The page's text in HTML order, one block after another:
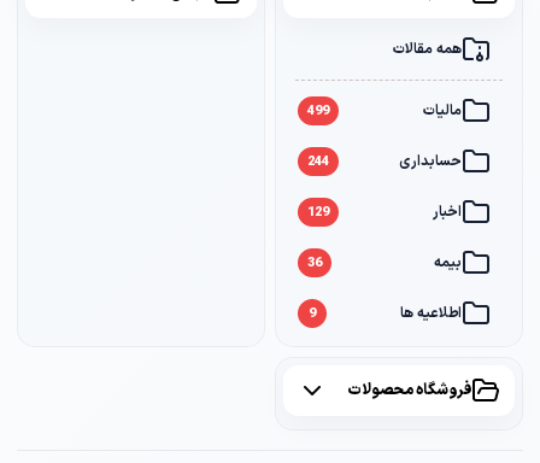
همه مقالات
مالیات 499
حسابداری 244
اخبار 129
بیمه 36
اطلاعیه ها 9
فروشگاه محصولات